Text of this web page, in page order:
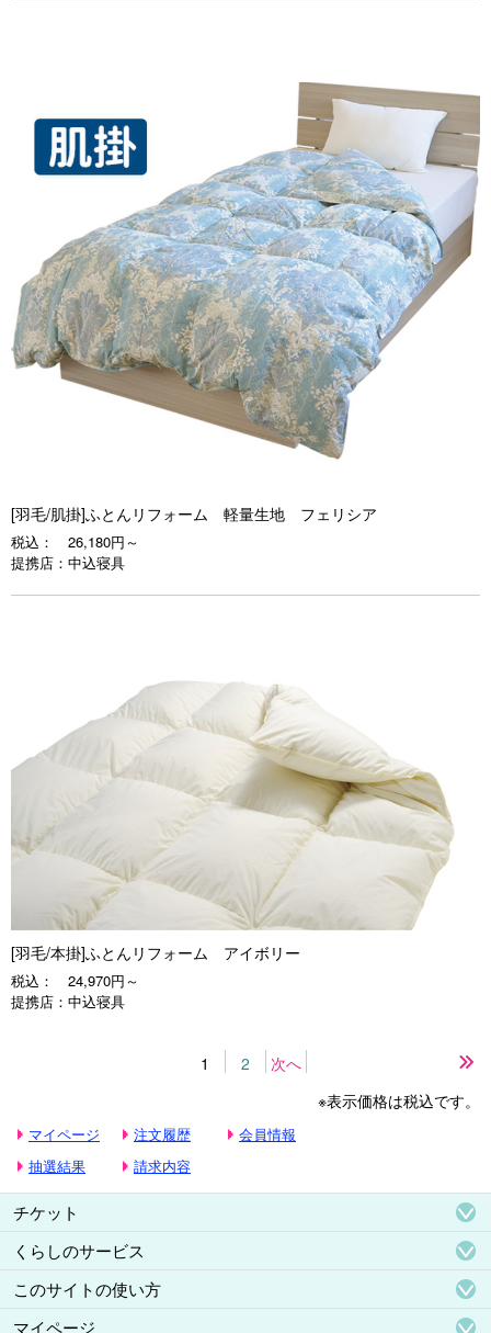
[羽毛/肌掛]ふとんリフォーム 軽量生地 フェリシア
税込：
26,180円～
提携店： 中込寝具
[羽毛/本掛]ふとんリフォーム アイボリー
税込：
24,970円～
提携店： 中込寝具
1 2 次へ
の
※表示価格は税込です。
マイページ 注文履歴
会員情報
抽選結果
請求内容
チケット
くらしのサービス
このサイトの使い方
マイページ